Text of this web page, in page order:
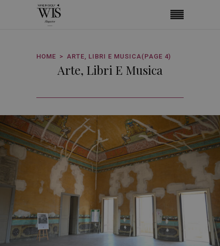
HOME ARTE, LIBRI E MUSICA(PAGE 4)
Arte, Libri E Musica